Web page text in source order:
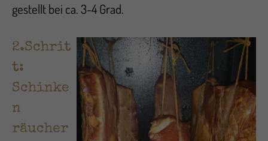
gestellt bei ca. 3-4 Grad.
2.Schrit
t:
Schinke
n
räucher